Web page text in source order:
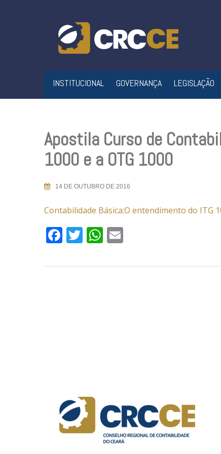
INSTITUCIONAL GOVERNANÇA LEGISLAÇÃO
Apostila Curso de
1000 e a OTG 1000
14 DE OUTUBRO DE 2016
Contabilidade Básica:O entendimento do ITG
Facebook
TwitterWhatsApp